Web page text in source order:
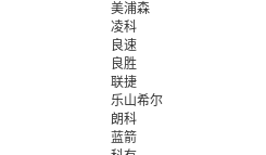
美浦森
凌科
良速
良胜
联捷
乐山希尔
朗科
蓝箭